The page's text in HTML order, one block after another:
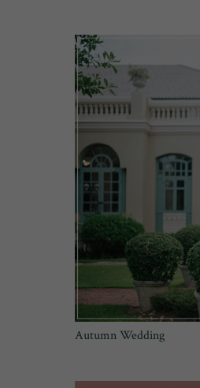
Autumn Wedding